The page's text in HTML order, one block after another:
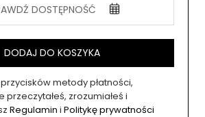
DOSTĘPNOŚĆ
DODAJ DO KOSZYKA
metody płatności,
przeczytałeś, zrozumiałeś i
Regulamin i Politykę prywatności